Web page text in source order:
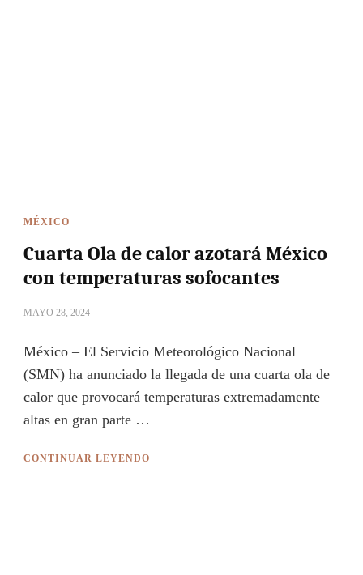
MÉXICO
Cuarta Ola de calor azotará México
con temperaturas sofocantes
MAYO 28, 2024
México – El Servicio Meteorológico Nacional
(SMN) ha anunciado la llegada de una cuarta ola de
calor que provocará temperaturas extremadamente
altas en gran parte …
CONTINUAR LEYENDO